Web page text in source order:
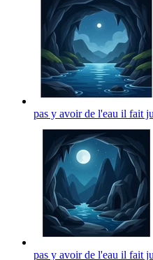
pas y avoir de l'eau il fait
pas y avoir de l'eau il fait